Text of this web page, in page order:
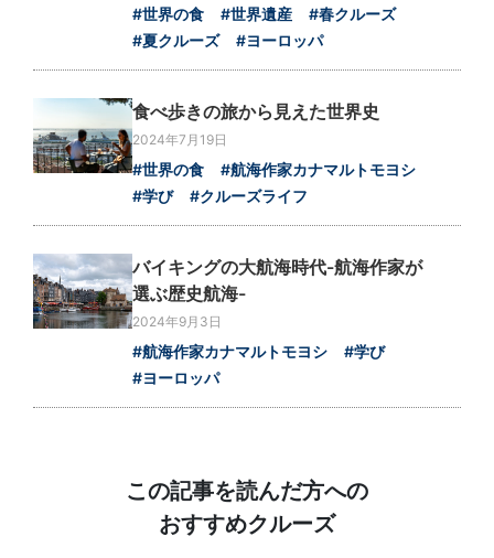
#世界の食 #世界遺産
#春クルーズ
#夏クルーズ
#ヨーロッパ
食べ歩きの旅から見えた世界史
2024年7月19日
#世界の食
#航海作家カナマルトモヨシ
#学び
#クルーズライフ
バイキングの大航海時代-航海作家が
選ぶ歴史航海-
2024年9月3日
#航海作家カナマルトモヨシ
#学び
#ヨーロッパ
この記事を読んだ方への
おすすめクルーズ